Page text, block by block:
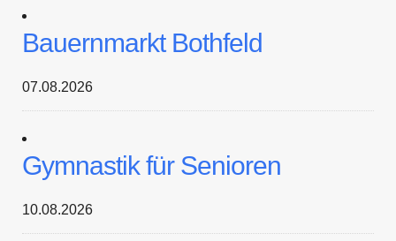
Bauernmarkt Bothfeld
07.08.2026
Gymnastik für Senioren
10.08.2026